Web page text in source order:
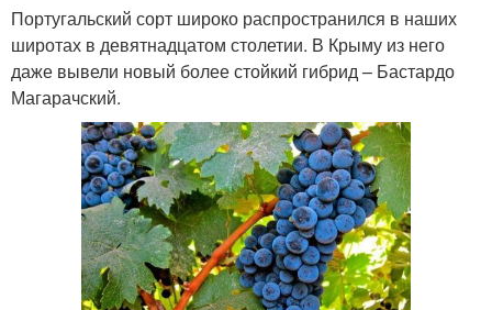
Португальский сорт широко распространился в наших
широтах в девятнадцатом столетии. В Крыму из него
даже вывели новый более стойкий гибрид – Бастардо
Магарачский.